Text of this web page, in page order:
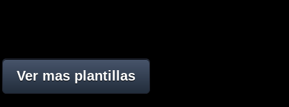
Ver mas plantillas